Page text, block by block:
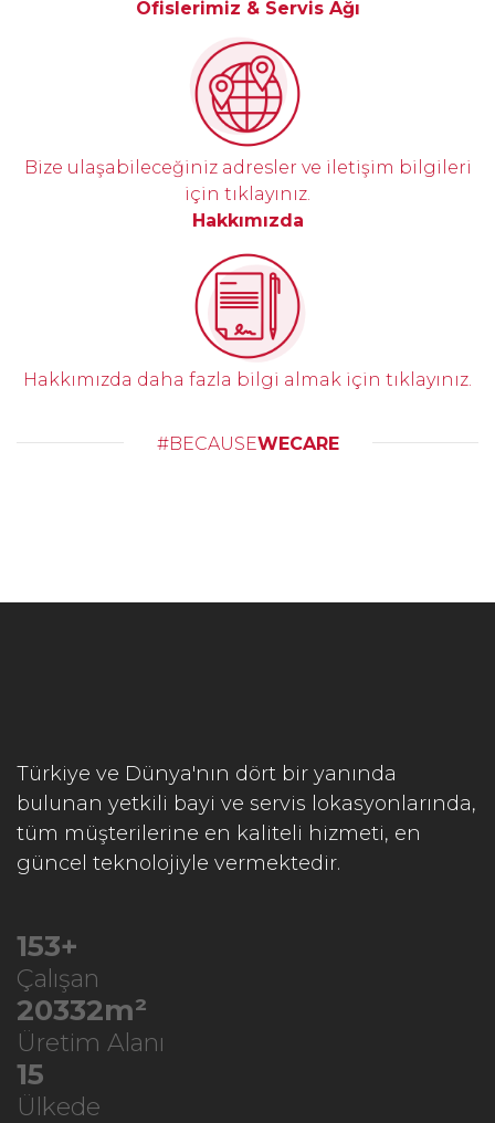
Ofislerimiz & Servis Ağı
Bize ulaşabileceğiniz adresler ve iletişim bilgileri
için tıklayınız.
Hakkımızda
Hakkımızda daha fazla bilgi almak için tıklayınız.
#BECAUSEWECARE
Türkiye ve Dünya'nın dört bir yanında
bulunan yetkili bayi ve servis lokasyonlarında,
tüm müşterilerine en kaliteli hizmeti, en
güncel teknolojiyle vermektedir.
197+
Çalışan
26189m²
Üretim Alanı
19
Ülkede